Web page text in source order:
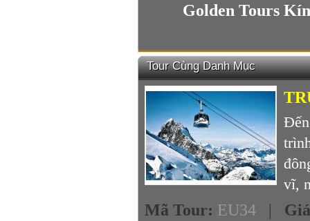
Golden Tours
Tour Cùng Danh Mục
vĩ,
Mã Tour: EU34 | Giá